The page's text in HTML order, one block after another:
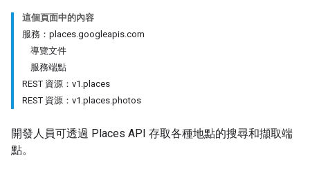
這個頁面中的內容
服務：places.googleapis.com
導覽文件
服務端點
REST 資源：v1 .places
REST 資源：v1 .places.photos
開發人員可透過 Places API 存取各種地點的搜尋和擷取端
點。